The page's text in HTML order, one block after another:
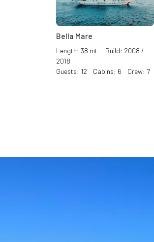
Bella Mare
Length: 38 mt. Build: 2008 /
2018
Guests: 12 Cabins: 6 Crew: 7